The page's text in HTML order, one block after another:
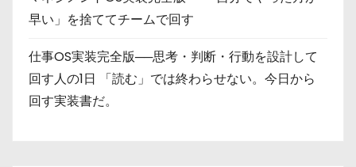
早い」を捨ててチームで回す
仕事OS実装完全版──思考・判断・行動を設計して
回す人の1日 「読む」では終わらせない。今日から
回す実装書だ。